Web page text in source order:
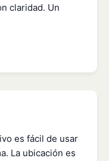
claridad. Un
es fácil de usar
La ubicación es